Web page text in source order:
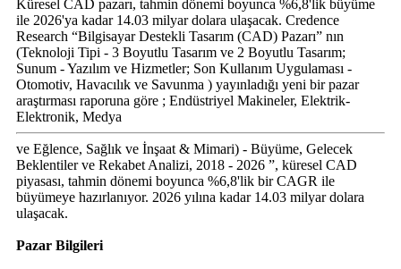
Küresel CAD pazarı, tahmin dönemi boyunca %6,8'lik büyüme
ile 2026'ya kadar 14.03 milyar dolara ulaşacak. Credence
Research “Bilgisayar Destekli Tasarım (CAD) Pazarı” nın
(Teknoloji Tipi - 3 Boyutlu Tasarım ve 2 Boyutlu Tasarım;
Sunum - Yazılım ve Hizmetler; Son Kullanım Uygulaması -
Otomotiv, Havacılık ve Savunma ) yayınladığı yeni bir pazar
araştırması raporuna göre ; Endüstriyel Makineler, Elektrik-
Elektronik, Medya
ve Eğlence, Sağlık ve İnşaat & Mimari) - Büyüme, Gelecek
Beklentiler ve Rekabet Analizi, 2018 - 2026 ”, küresel CAD
piyasası, tahmin dönemi boyunca %6,8'lik bir CAGR ile
büyümeye hazırlanıyor. 2026 yılına kadar 14.03 milyar dolara
ulaşacak.
Pazar Bilgileri